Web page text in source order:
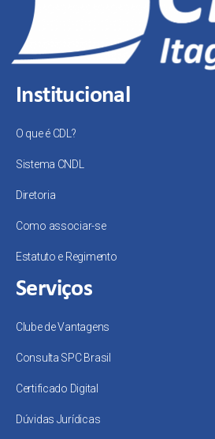
Institucional
O que é CDL?
Sistema CNDL
Diretoria
Como associar-se
Estatuto e Regimento
Serviços
Clube de Vantagens
Consulta SPC Brasil
Certificado Digital
Dúvidas Jurídicas